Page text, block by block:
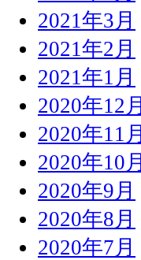
2021年3月
2021年2月
2021年1月
2020年12月
2020年11月
2020年10月
2020年9月
2020年8月
2020年7月